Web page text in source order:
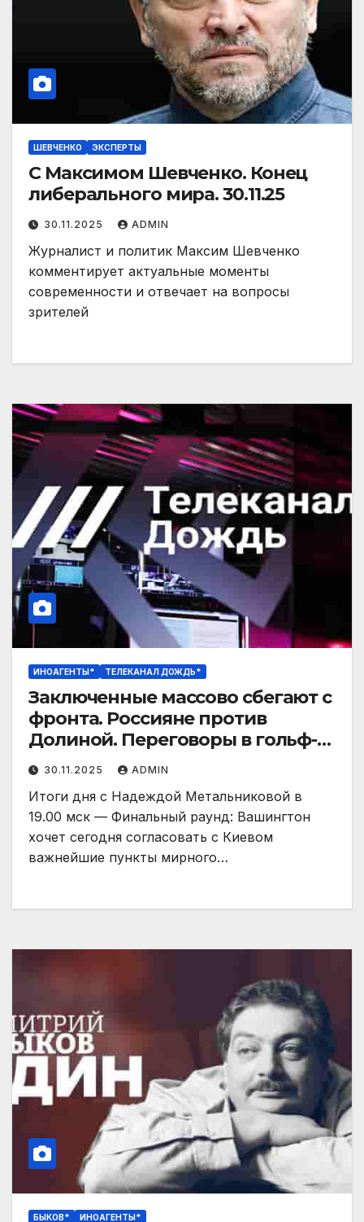
ШЕВЧЕНКО ЭКСПЕРТЫ
С Максимом Шевченко. Конец
либерального мира. 30.11.25
30.11.2025 ADMIN
Журналист и политик Максим Шевченко
комментирует актуальные моменты
современности и отвечает на вопросы
зрителей
ИНОАГЕНТЫ* ТЕЛЕКАНАЛ ДОЖДЬ*
Заключенные массово сбегают с
фронта. Россияне против
Долиной. Переговоры в гольф-
клубе Уиткоффа
30.11.2025 ADMIN
Итоги дня с Надеждой Метальниковой в
19.00 мск — Финальный раунд: Вашингтон
хочет сегодня согласовать с Киевом
важнейшие пункты мирного…
БЫКОВ* ИНОАГЕНТЫ*